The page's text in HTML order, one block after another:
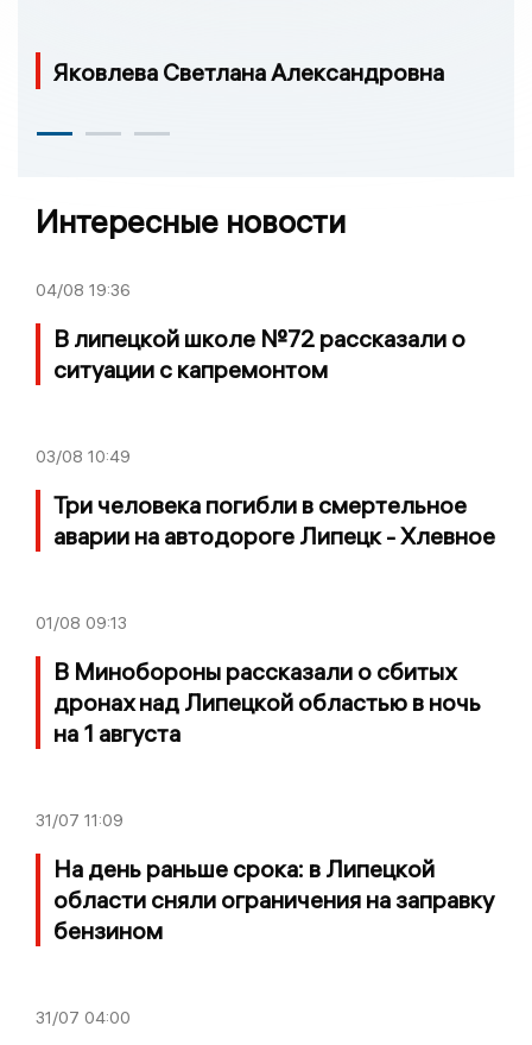
Яковлева Светлана Александровна
Интересные новости
04/08 19:36
В липецкой школе №72 рассказали о
ситуации с капремонтом
03/08 10:49
Три человека погибли в смертельное
аварии на автодороге Липецк - Хлевное
01/08 09:13
В Минобороны рассказали о сбитых
дронах над Липецкой областью в ночь
на 1 августа
31/07 11:09
На день раньше срока: в Липецкой
области сняли ограничения на заправку
бензином
31/07 04:00